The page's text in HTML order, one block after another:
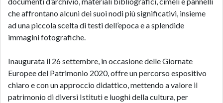
che affrontano alcuni dei suoi nodi più significativi, insieme
ad una piccola scelta di testi dell’epoca e a splendide
immagini fotografiche.
Inaugurata il 26 settembre, in occasione delle Giornate
Europee del Patrimonio 2020, offre un percorso espositivo
chiaro e con un approccio didattico, mettendo a valore il
patrimonio di diversi Istituti e luoghi della cultura, per